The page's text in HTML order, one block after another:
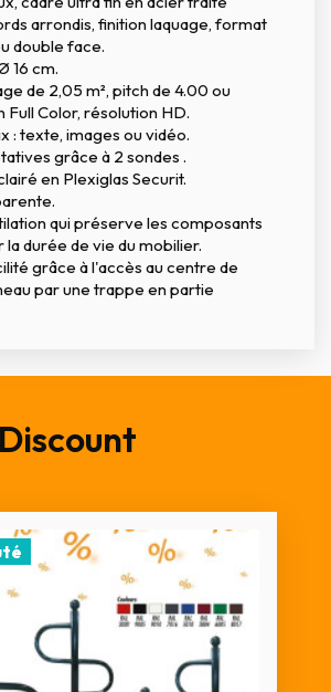
arrondis, finition laquage, format
double face.
16 cm.
de 2,05 m², pitch de 4.00 ou
Color, résolution HD.
: texte, images ou vidéo.
grâce à 2 sondes .
en Plexiglas Securit.
qui préserve les composants
durée de vie du mobilier.
grâce à l'accès au centre de
par une trappe en partie